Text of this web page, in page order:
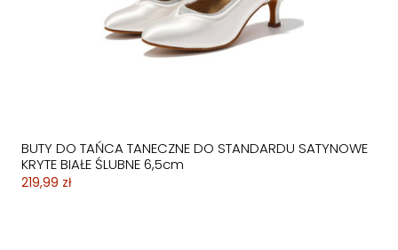
BUTY DO TAŃCA TANECZNE DO STANDARDU SATYNOWE
KRYTE BIAŁE ŚLUBNE 6,5cm
219,99 zł